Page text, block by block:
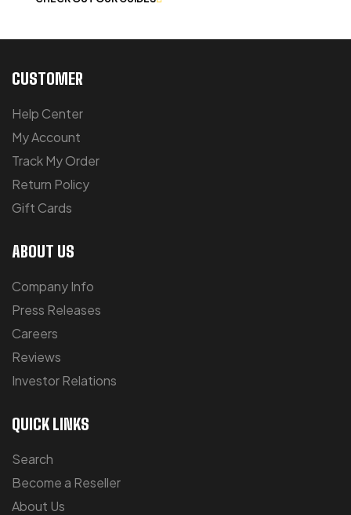
CUSTOMER
Help Center
My Account
Track My Order
Return Policy
Gift Cards
ABOUT US
Company Info
Press Releases
Careers
Reviews
Investor Relations
QUICK LINKS
Search
Become a Reseller
About Us